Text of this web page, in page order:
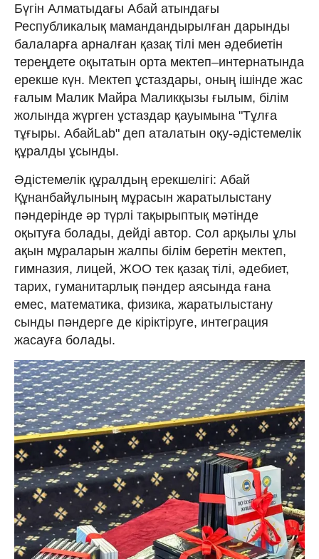
Бүгін Алматыдағы Абай атындағы
Республикалық мамандандырылған дарынды
балаларға арналған қазақ тілі мен әдебиетін
тереңдете оқытатын орта мектеп–интернатында
ерекше күн. Мектеп ұстаздары, оның ішінде жас
ғалым Малик Майра Маликқызы ғылым, білім
жолында жүрген ұстаздар қауымына "Тұлға
тұғыры. АбайLab" деп аталатын оқу-әдістемелік
құралды ұсынды.
Әдістемелік құралдың ерекшелігі: Абай
Құнанбайұлының мұрасын жаратылыстану
пәндерінде әр түрлі тақырыптық мәтінде
оқытуға болады, дейді автор. Сол арқылы ұлы
ақын мұраларын жалпы білім беретін мектеп,
гимназия, лицей, ЖОО тек қазақ тілі, әдебиет,
тарих, гуманитарлық пәндер аясында ғана
емес, математика, физика, жаратылыстану
сынды пәндерге де кіріктіруге, интеграция
жасауға болады.